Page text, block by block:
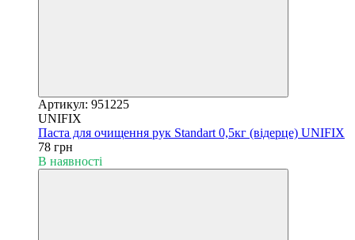
Артикул: 951225
UNIFIX
Паста для очищення рук Standart 0,5кг (відерце) UNIFIX
78 грн
В наявності